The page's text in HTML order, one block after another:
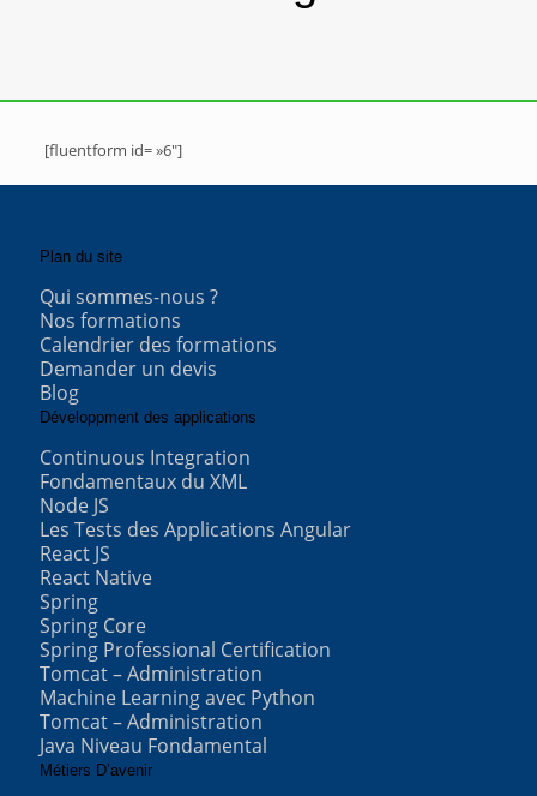
[fluentform id= »6″]
Plan du site
Qui sommes-nous ?
Nos formations
Calendrier des formations
Demander un devis
Blog
Développment des applications
Continuous Integration
Fondamentaux du XML
Node JS
Les Tests des Applications Angular
React JS
React Native
Spring
Spring Core
Spring Professional Certification
Tomcat – Administration
Machine Learning avec Python
Tomcat – Administration
Java Niveau Fondamental
Métiers D’avenir